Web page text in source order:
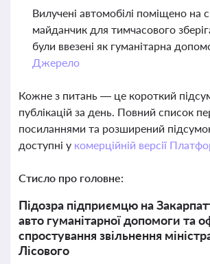
Вилучені автомобілі поміщено на
майданчик для тимчасового
були ввезені як гуманітарна
Джерело
Кожне з питань — це короткий
публікацій за день. Повний список
посиланнями та розширений
доступні у комерційній версії
Стисло про головне:
Підозра підприємцю на
авто гуманітарної допомоги та
спростування звільнення
Лісового